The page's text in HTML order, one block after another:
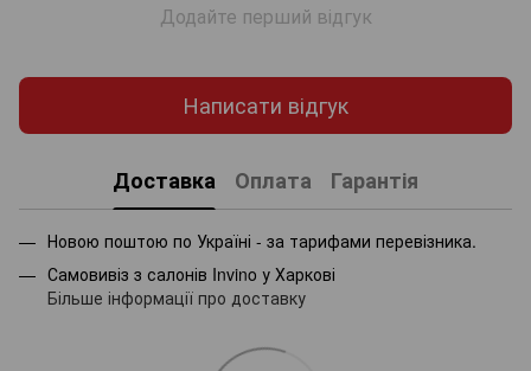
Додайте перший відгук
Написати відгук
Доставка Оплата Гарантія
Новою поштою по Україні - за тарифами перевізника.
Самовивіз з салонів Invino у Харкові
Більше інформації про доставку